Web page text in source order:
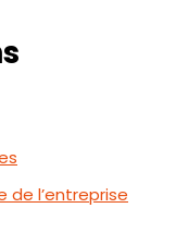
de l’entreprise